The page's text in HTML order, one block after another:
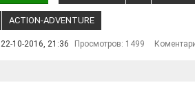
ACTION-ADVENTURE
22-10-2016, 21:36 Просмотров: 1499